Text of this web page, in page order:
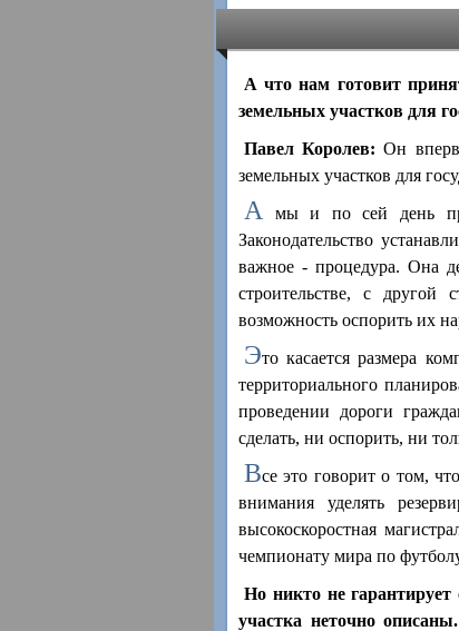
А что нам готовит
земельных участков для
Павел Королев: Он
земельных участков для
А мы и по сей день
Законодательство
важное - процедура. Она
строительстве, с другой
возможность оспорить их
Это касается размера
территориального
проведении дороги
сделать, ни оспорить, ни
Все это говорит о том,
внимания уделять
высокоскоростная
чемпионату мира по
Но никто не гарантирует
участка неточно